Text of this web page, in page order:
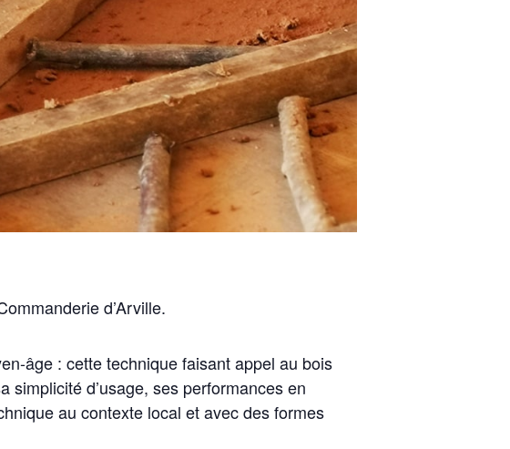
d’Arville.
âge : cette technique faisant appel au bois
simplicité d’usage, ses performances en
au contexte local et avec des formes